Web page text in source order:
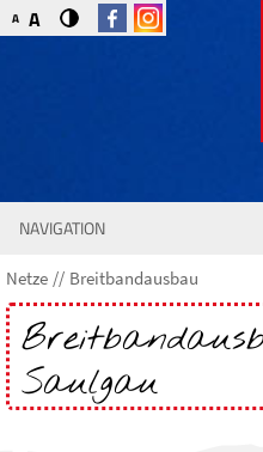
A A
NAVIGATION
Netze Breitbandausbau
Saulgau